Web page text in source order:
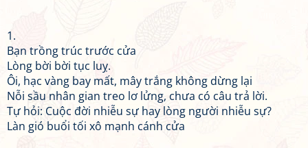
1.
Bạn trồng trúc trước cửa
Lòng bời bời tục luỵ.
Ôi, hạc vàng bay mất, mây trắng không dừng lại
Nỗi sầu nhân gian treo lơ lửng, chưa có câu trả lời.
Tự hỏi: Cuộc đời nhiễu sự hay lòng người nhiễu sự?
Làn gió buổi tối xô mạnh cánh cửa